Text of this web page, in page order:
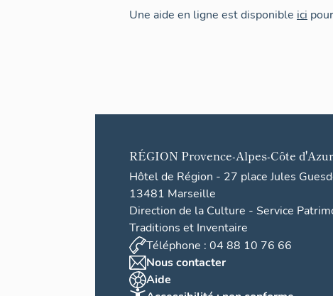
Une aide en ligne est disponible ici
RÉGION Provence-Alpes-Côte d'Azur
Hôtel de Région - 27 place Jules
13481 Marseille
Direction de la Culture - Service
Traditions et Inventaire
Téléphone : 04 88 10 76 66
Nous contacter
Aide